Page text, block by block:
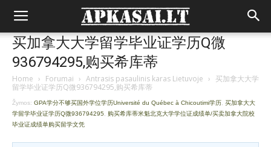
买加拿大大学留学毕业证学历Q微
936794295,购买希库蒂
Home › Forumai › Antrasis pasaulinis karas Lietuvoje › 买加拿大大学
留学毕业证学历Q微936794295,购买希库蒂
Žymos: GPA学分不够买国外学位学历Université du Québec à Chicoutimi学历 买加拿大大
学留学毕业证学历Q微936794295
购买希库蒂米魁北克大学学位证成绩单/买卖加拿大院校
毕业证成绩单购买留学文凭